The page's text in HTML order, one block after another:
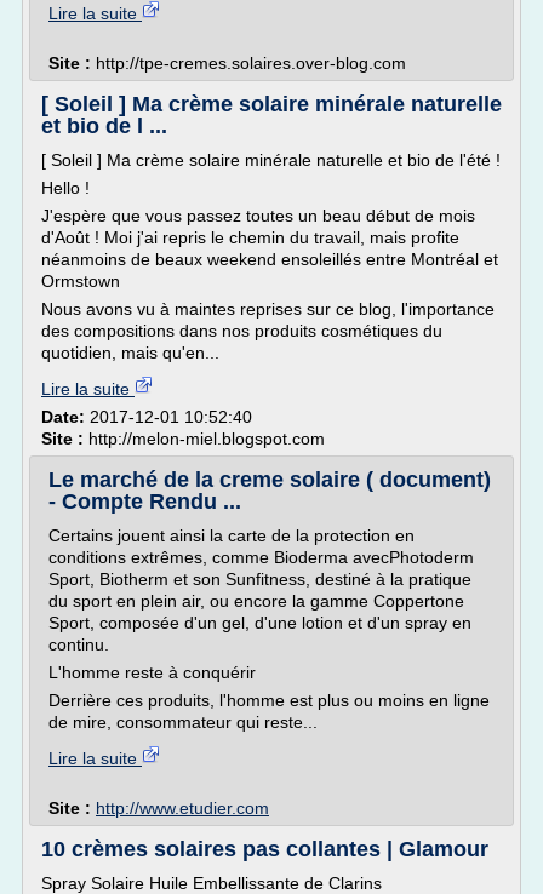
Lire la suite
Site : http://tpe-cremes.solaires.over-blog.com
[ Soleil ] Ma crème solaire minérale naturelle
et bio de l ...
[ Soleil ] Ma crème solaire minérale naturelle et bio de l'été !
Hello !
J'espère que vous passez toutes un beau début de mois
d'Août ! Moi j'ai repris le chemin du travail, mais profite
néanmoins de beaux weekend ensoleillés entre Montréal et
Ormstown
Nous avons vu à maintes reprises sur ce blog, l'importance
des compositions dans nos produits cosmétiques du
quotidien, mais qu'en...
Lire la suite
Date: 2017-12-01 10:52:40
Site : http://melon-miel.blogspot.com
Le marché de la creme solaire ( document)
- Compte Rendu ...
Certains jouent ainsi la carte de la protection en
conditions extrêmes, comme Bioderma avecPhotoderm
Sport, Biotherm et son Sunfitness, destiné à la pratique
du sport en plein air, ou encore la gamme Coppertone
Sport, composée d'un gel, d'une lotion et d'un spray en
continu.
L'homme reste à conquérir
Derrière ces produits, l'homme est plus ou moins en ligne
de mire, consommateur qui reste...
Lire la suite
Site : http://www.etudier.com
10 crèmes solaires pas collantes | Glamour
Spray Solaire Huile Embellissante de Clarins